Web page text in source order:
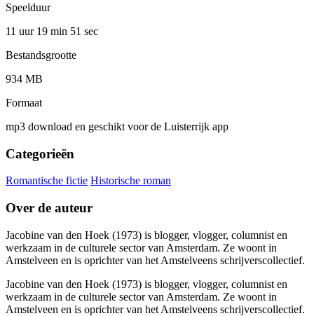
Speelduur
11 uur 19 min 51 sec
Bestandsgrootte
934 MB
Formaat
mp3 download en geschikt voor de Luisterrijk app
Categorieën
Romantische fictie Historische roman
Over de auteur
Jacobine van den Hoek (1973) is blogger, vlogger, columnist en
werkzaam in de culturele sector van Amsterdam. Ze woont in
Amstelveen en is oprichter van het Amstelveens schrijverscollectief.
Jacobine van den Hoek (1973) is blogger, vlogger, columnist en
werkzaam in de culturele sector van Amsterdam. Ze woont in
Amstelveen en is oprichter van het Amstelveens schrijverscollectief.